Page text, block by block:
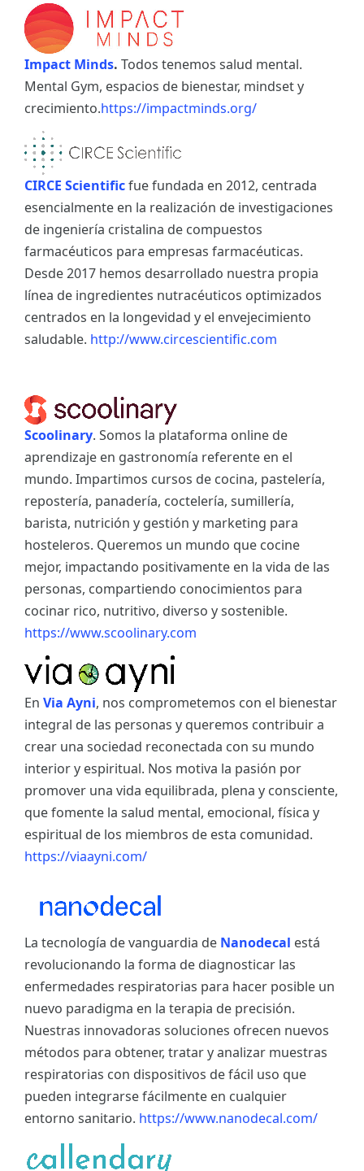
Impact Minds. Todos tenemos salud mental.
Mental Gym, espacios de bienestar, mindset y
crecimiento.https://impactminds.org/
CIRCE Scientificfue fundada en 2012, centrada
esencialmente en la realización de investigaciones
de ingeniería cristalina de compuestos
farmacéuticos para empresas farmacéuticas.
Desde 2017 hemos desarrollado nuestra propia
línea de ingredientes nutracéuticos optimizados
centrados en la longevidad y el envejecimiento
saludable. http://www.circescientific.com
Scoolinary. Somos la plataforma online de
aprendizaje en gastronomía referente en el
mundo. Impartimos cursos de cocina, pastelería,
repostería, panadería, coctelería, sumillería,
barista, nutrición y gestión y marketing para
hosteleros. Queremos un mundo que cocine
mejor, impactando positivamente en la vida de las
personas, compartiendo conocimientos para
cocinar rico, nutritivo, diverso y sostenible.
https://www.scoolinary.com
En Via Ayni, nos comprometemos con el bienestar
integral de las personas y queremos contribuir a
crear una sociedad reconectada con su mundo
interior y espiritual. Nos motiva la pasión por
promover una vida equilibrada, plena y consciente,
que fomente la salud mental, emocional, física y
espiritual de los miembros de esta comunidad.
https://viaayni.com/
La tecnología de vanguardia de Nanodecal está
revolucionando la forma de diagnosticar las
enfermedades respiratorias para hacer posible un
nuevo paradigma en la terapia de precisión.
Nuestras innovadoras soluciones ofrecen nuevos
métodos para obtener, tratar y analizar muestras
respiratorias con dispositivos de fácil uso que
pueden integrarse fácilmente en cualquier
entorno sanitario. https://www.nanodecal.com/